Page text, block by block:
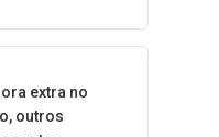
extra no
outros